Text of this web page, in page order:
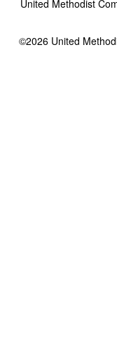
United Methodist
©2026United